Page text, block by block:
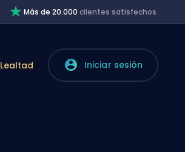
Más de 20.000clientes satisfechos
Lealtad Iniciar sesión